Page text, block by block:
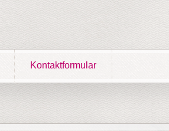
Kontaktformular